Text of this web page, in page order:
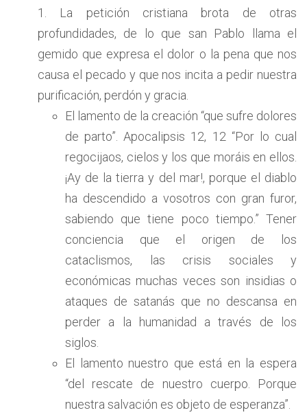
1. La petición cristiana brota de otras
profundidades, de lo que san Pablo llama el
gemido que expresa el dolor o la pena que nos
causa el pecado y que nos incita a pedir nuestra
purificación, perdón y gracia.
El lamento de la creación “que sufre dolores
de parto”. Apocalipsis 12, 12 “Por lo cual
regocijaos, cielos y los que moráis en ellos.
¡Ay de la tierra y del mar!, porque el diablo
ha descendido a vosotros con gran furor,
sabiendo que tiene poco tiempo.” Tener
conciencia que el origen de los
cataclismos, las crisis sociales y
económicas muchas veces son insidias o
ataques de satanás que no descansa en
perder a la humanidad a través de los
siglos.
El lamento nuestro que está en la espera
“del rescate de nuestro cuerpo. Porque
nuestra salvación es objeto de esperanza”.